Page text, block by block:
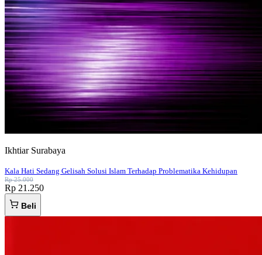
Ikhtiar Surabaya
Kala Hati Sedang Gelisah Solusi Islam Terhadap Problematika Kehidupan
Rp 25.000
Rp 21.250
Beli